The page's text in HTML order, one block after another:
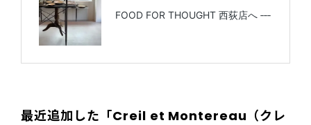
最近追加した「Creil et Montereau（クレ